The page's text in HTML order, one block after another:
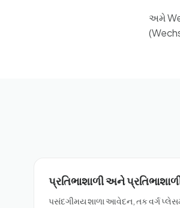
અમે
પ્રતિભાશાળી અને
પસંદગીમય શાળા આવેદન, તક વર્ગ